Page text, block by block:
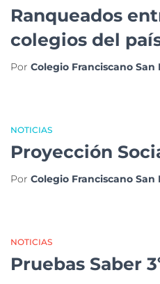
Ranqueados
colegios del
Por Colegio Franciscano San
NOTICIAS
Proyección
Por Colegio Franciscano San
NOTICIAS
Pruebas Saber